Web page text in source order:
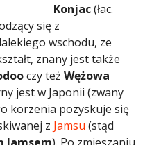
Konjac(łac.
się z
wschodu, ze
znany jest także
czy też Wężowa
jest w Japonii (zwany
korzenia pozyskuje się
z Jamsu (stąd